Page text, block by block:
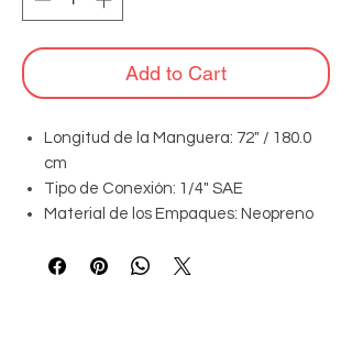
Add to Cart
Longitud de la Manguera: 72" / 180.0
cm
Tipo de Conexión: 1/4" SAE
Material de los Empaques: Neopreno
Válvulas de Cierre: NO